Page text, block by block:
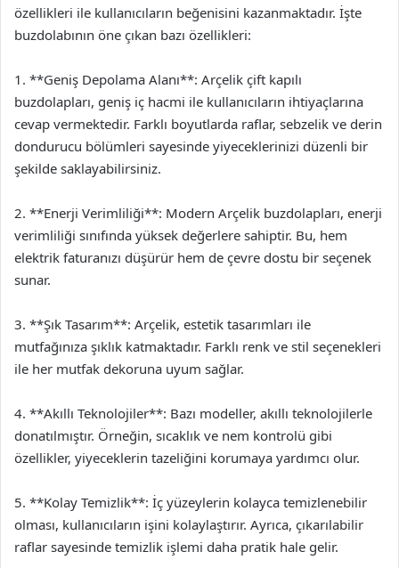
özellikleri ile kullanıcıların beğenisini kazanmaktadır. İşte
buzdolabının öne çıkan bazı özellikleri:
1. **Geniş Depolama Alanı**: Arçelik çift kapılı
buzdolapları, geniş iç hacmi ile kullanıcıların ihtiyaçlarına
cevap vermektedir. Farklı boyutlarda raflar, sebzelik ve derin
dondurucu bölümleri sayesinde yiyeceklerinizi düzenli bir
şekilde saklayabilirsiniz.
2. **Enerji Verimliliği**: Modern Arçelik buzdolapları, enerji
verimliliği sınıfında yüksek değerlere sahiptir. Bu, hem
elektrik faturanızı düşürür hem de çevre dostu bir seçenek
sunar.
3. **Şık Tasarım**: Arçelik, estetik tasarımları ile
mutfağınıza şıklık katmaktadır. Farklı renk ve stil seçenekleri
ile her mutfak dekoruna uyum sağlar.
4. **Akıllı Teknolojiler**: Bazı modeller, akıllı teknolojilerle
donatılmıştır. Örneğin, sıcaklık ve nem kontrolü gibi
özellikler, yiyeceklerin tazeliğini korumaya yardımcı olur.
5. **Kolay Temizlik**: İç yüzeylerin kolayca temizlenebilir
olması, kullanıcıların işini kolaylaştırır. Ayrıca, çıkarılabilir
raflar sayesinde temizlik işlemi daha pratik hale gelir.